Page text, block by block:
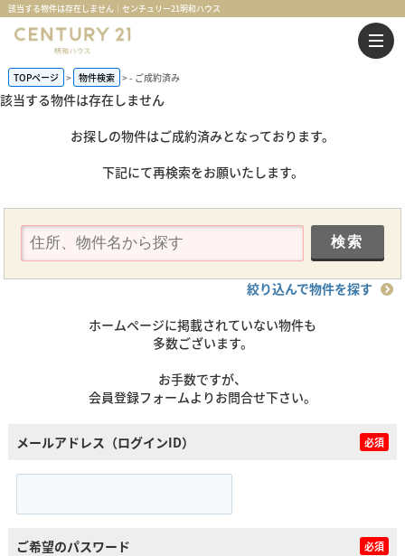
該当する物件は存在しません｜センチュリー21明和ハウス
TOPページ 物件検索 - ご成約済み
該当する物件は存在しません
お探しの物件はご成約済みとなっております。
下記にて再検索をお願いたします。
絞り込んで物件を探す
ホームページに掲載されていない物件も
多数ございます。
お手数ですが、
会員登録フォームよりお問合せ下さい。
メールアドレス（ログインID） 必須
ご希望のパスワード 必須